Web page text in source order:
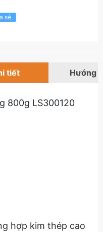
sẻ
tiết Hướng
800g LS300120
hợp kim thép cao